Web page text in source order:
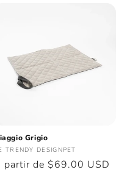
Grigio
TRENDY DESIGNPET
partir de $69.00 USD